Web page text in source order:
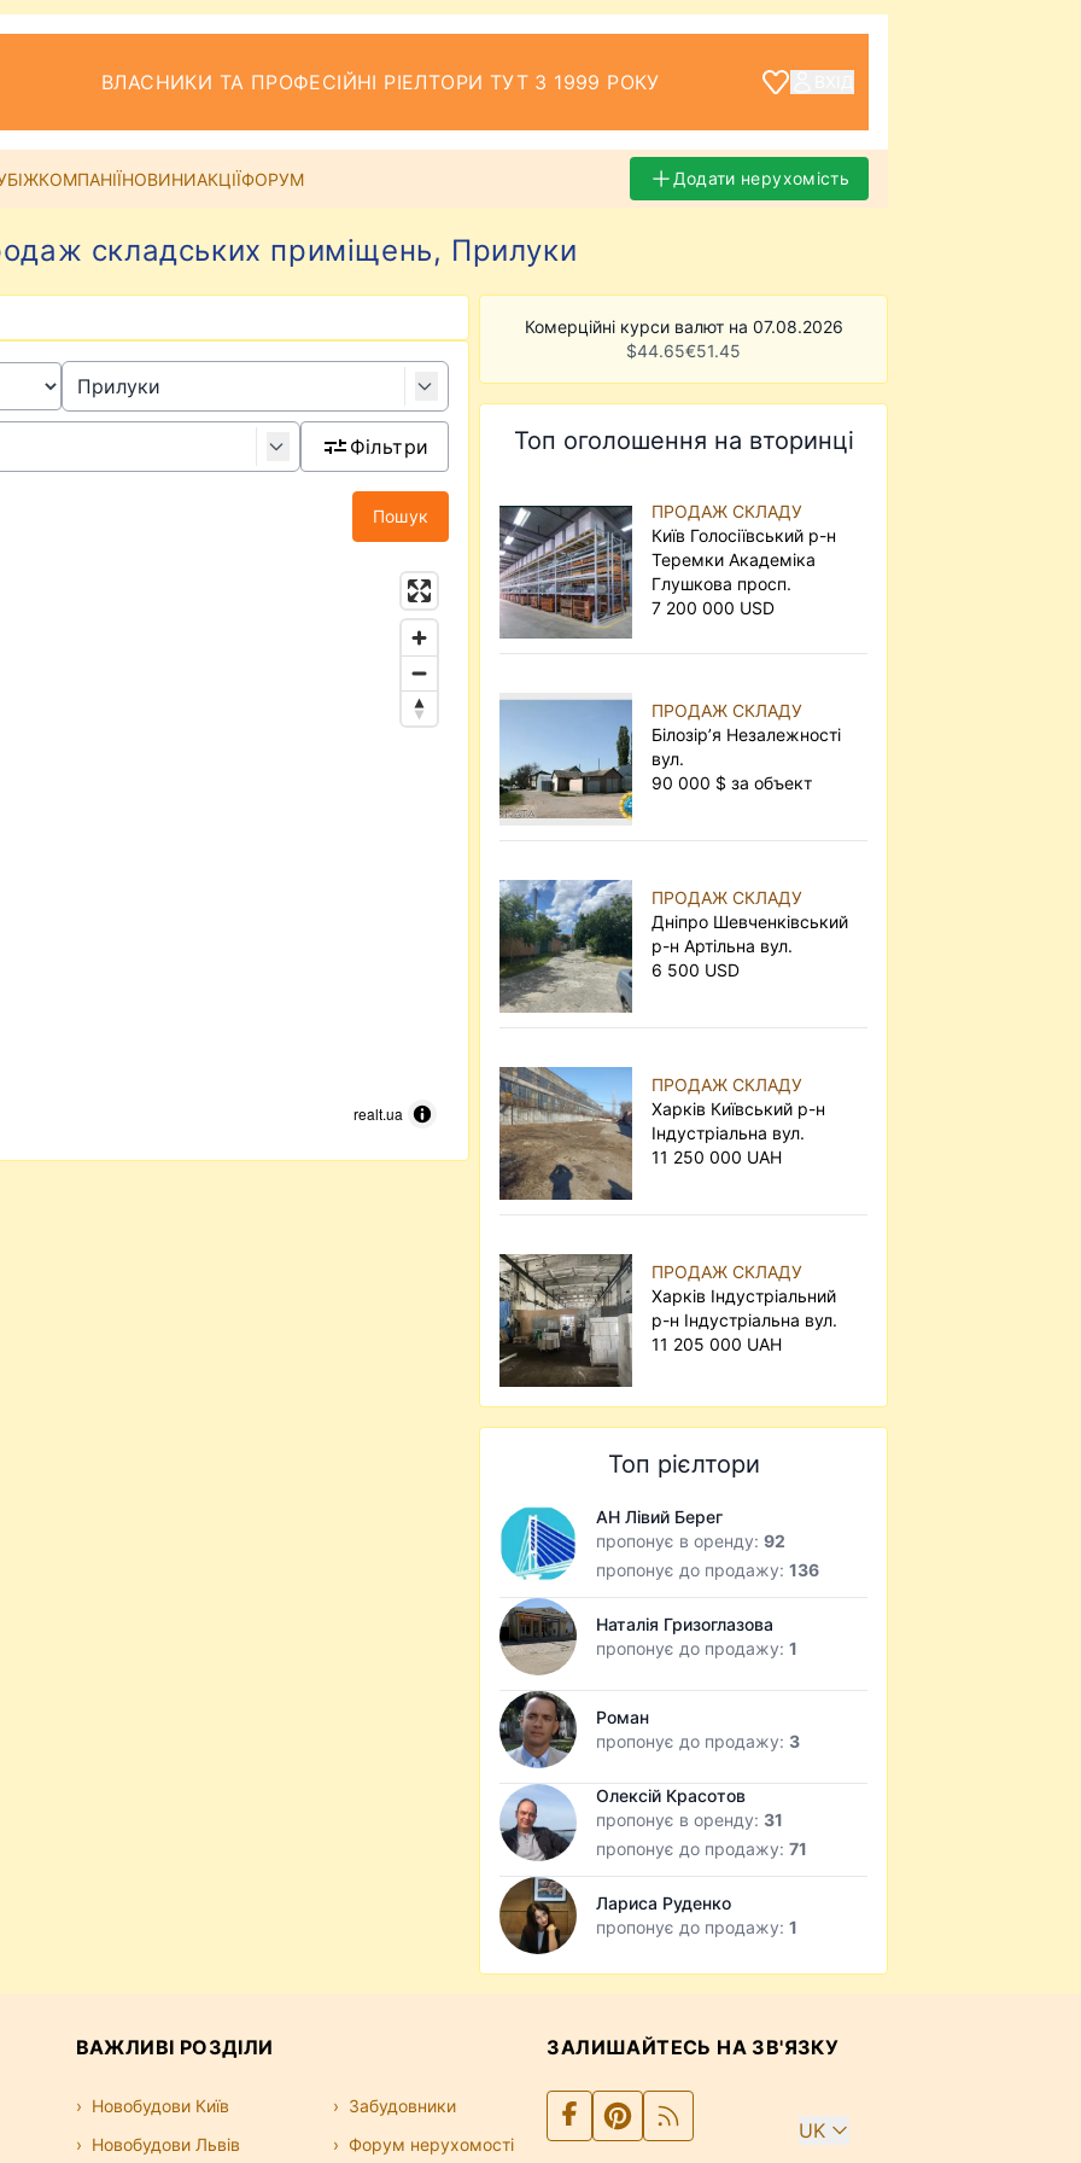
ВЛАСНИКИ ТА ПРОФЕСІЙНІ РІЕЛТОРИ ТУТ З 1999 РОКУ
КОМПАНІЇНОВИНИАКЦІЇФОРУМ Додати нерухомість
складських приміщень, Прилуки
Фільтри
Пошук
realt.ua
Комерційні курси валют на 07.08.2026
$44.65€51.45
Топ оголошення на вторинці
ПРОДАЖ СКЛАДУ
Київ Голосіївський р-н
Теремки Академіка
Глушкова просп.
7 200 000 USD
ПРОДАЖ СКЛАДУ
Білозір’я Незалежності
вул.
90 000 $ за объект
ПРОДАЖ СКЛАДУ
Дніпро Шевченківський
р-н Артільна вул.
6 500 USD
ПРОДАЖ СКЛАДУ
Харків Київський р-н
Індустріальна вул.
11 250 000 UAH
ПРОДАЖ СКЛАДУ
Харків Індустріальний
р-н Індустріальна вул.
11 205 000 UAH
Топ рієлтори
АН Лівий Берег
пропонує в оренду:92
пропонує до продажу:136
Наталія Гризоглазова
пропонує до продажу:1
Роман
пропонує до продажу: 3
Олексій Красотов
пропонує в оренду: 31
пропонує до продажу:71
Лариса Руденко
пропонує до продажу:1
ВАЖЛИВІ РОЗДІЛИ
Новобудови Київ
Новобудови Львів
Забудовники
Форум нерухомості
ЗАЛИШАЙТЕСЬ НА ЗВ'ЯЗКУ
UK